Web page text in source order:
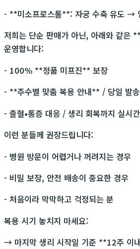
- **미소프로스톨**: 자궁 수축 유도 →
저희는 단순 판매가 아닌, 아래와 같은
운영합니다:
- 100% **정품 미프진** 보장
- **주수별 맞춤 복용 안내** / 당일 발송
- 출혈•통증 대응 / 생리 회복까지 실시
이런 분들께 권장드립니다:
- 병원 방문이 어렵거나 꺼려지는 경우
- 비밀 보장, 안전 배송이 중요한 경우
- 처음이라 막막하고 걱정되는 분
복용 시기 놓치지 마세요:
→ 마지막 생리 시작일 기준 **12주 이